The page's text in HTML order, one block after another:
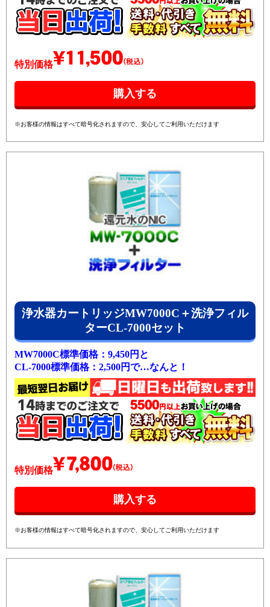
特別価格
※お客様の情報はすべて暗号化されますので、安心してご利用いただけます
浄水器カートリッジMW7000C＋洗浄フィル
ターCL-7000セット
MW7000C標準価格：9,450円と
CL-7000標準価格：2,500円で…なんと！
特別価格
※お客様の情報はすべて暗号化されますので、安心してご利用いただけます